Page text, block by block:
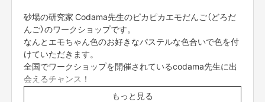
砂場の研究家 Codama先生のピカピカエモだんご（どろだ
んご）のワークショップです。
なんとエモちゃん色のお好きなパステルな色合いで色を付
けていただきます。
全国でワークショップを開催されているcodama先生に出
会えるチャンス！
是非この機会にご参加下さい。
もっと見る